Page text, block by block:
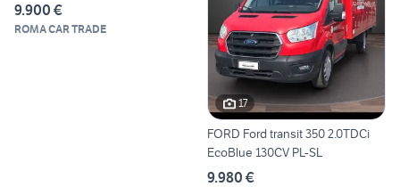
9.900 €
ROMA CAR TRADE
17
FORD Ford transit 350 2.0TDCi
EcoBlue 130CV PL-SL
9.980 €